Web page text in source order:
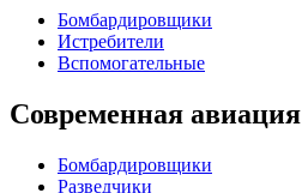
Бомбардировщики
Истребители
Вспомогательные
Современная авиация
Бомбардировщики
Разведчики